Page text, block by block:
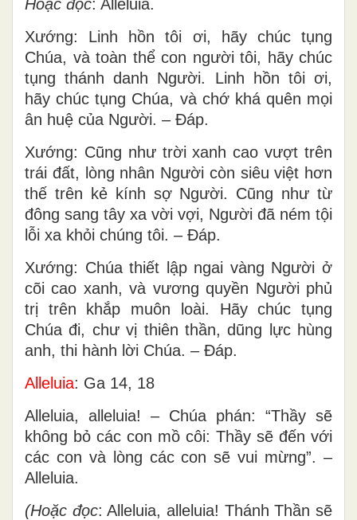
Hoặc đọc: Alleluia.
Xướng: Linh hồn tôi ơi, hãy chúc tụng
Chúa, và toàn thể con người tôi, hãy chúc
tụng thánh danh Người. Linh hồn tôi ơi,
hãy chúc tụng Chúa, và chớ khá quên mọi
ân huệ của Người. – Ðáp.
Xướng: Cũng như trời xanh cao vượt trên
trái đất, lòng nhân Người còn siêu việt hơn
thế trên kẻ kính sợ Người. Cũng như từ
đông sang tây xa vời vợi, Người đã ném tội
lỗi xa khỏi chúng tôi. – Ðáp.
Xướng: Chúa thiết lập ngai vàng Người ở
cõi cao xanh, và vương quyền Người phủ
trị trên khắp muôn loài. Hãy chúc tụng
Chúa đi, chư vị thiên thần, dũng lực hùng
anh, thi hành lời Chúa. – Ðáp.
Alleluia: Ga 14, 18
Alleluia, alleluia! – Chúa phán: “Thầy sẽ
không bỏ các con mồ côi: Thầy sẽ đến với
các con và lòng các con sẽ vui mừng”. –
Alleluia.
(Hoặc đọc: Alleluia, alleluia! Thánh Thần sẽ